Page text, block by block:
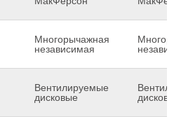
Многорычажная
независимая
Вентилируемые
дисковые
дисковые